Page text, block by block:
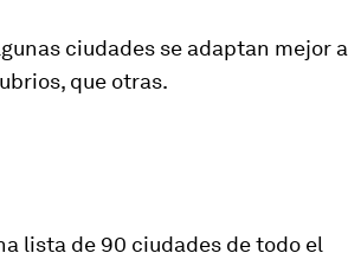
ciudades se adaptan mejor a
que otras.
lista de 90 ciudades de todo el